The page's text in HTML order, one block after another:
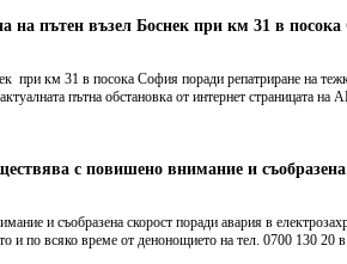
пътен възел Боснек при км 31 в
км 31 в посока София поради репатриране на
пътна обстановка от интернет страницата
с повишено внимание и съобразена
и съобразена скорост поради авария в
и по всяко време от денонощието на тел. 0700 130